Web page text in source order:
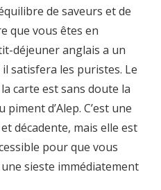
de saveurs et de
que vous êtes en
déjeuner anglais a un
satisfera les puristes. Le
carte est sans doute la
d’Alep. C’est une
décadente, mais elle est
pour que vous
sieste immédiatement